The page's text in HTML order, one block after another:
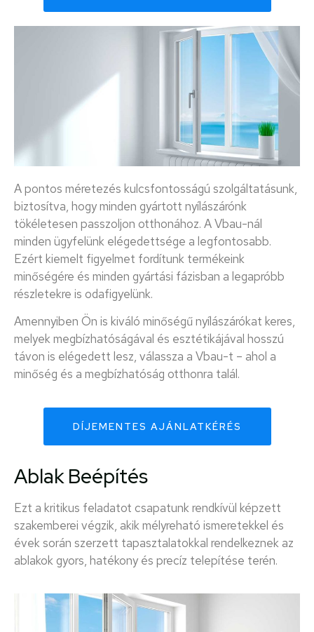
A pontos méretezés kulcsfontosságú szolgáltatásunk,
biztosítva, hogy minden gyártott nyílászárónk
tökéletesen passzoljon otthonához. A Vbau-nál
minden ügyfelünk elégedettsége a legfontosabb.
Ezért kiemelt figyelmet fordítunk termékeink
minőségére és minden gyártási fázisban a legapróbb
részletekre is odafigyelünk.
Amennyiben Ön is kiváló minőségű nyílászárókat keres,
melyek megbízhatóságával és esztétikájával hosszú
távon is elégedett lesz, válassza a Vbau-t – ahol a
minőség és a megbízhatóság otthonra talál.
DÍJEMENTES AJÁNLATKÉRÉS
Ablak Beépítés
Ezt a kritikus feladatot csapatunk rendkívül képzett
szakemberei végzik, akik mélyreható ismeretekkel és
évek során szerzett tapasztalatokkal rendelkeznek az
ablakok gyors, hatékony és precíz telepítése terén.